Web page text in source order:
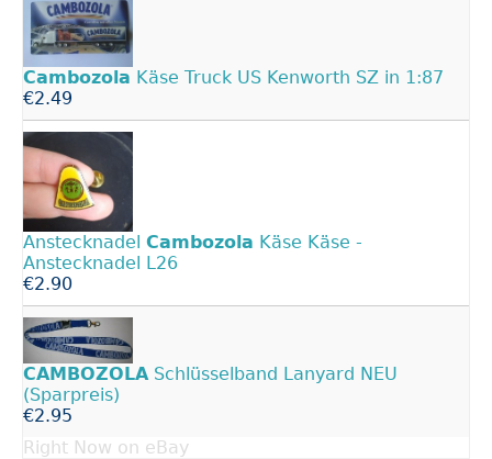
Cambozola Käse Truck US Kenworth SZ in 1:87
€2.49
Anstecknadel Cambozola Käse Käse -
Anstecknadel L26
€2.90
CAMBOZOLA Schlüsselband Lanyard NEU
(Sparpreis)
€2.95
Right Now on eBay